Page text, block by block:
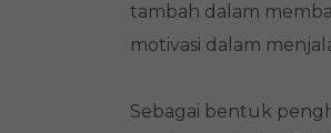
tambah dalam
motivasi dalam
Sebagai bentuk